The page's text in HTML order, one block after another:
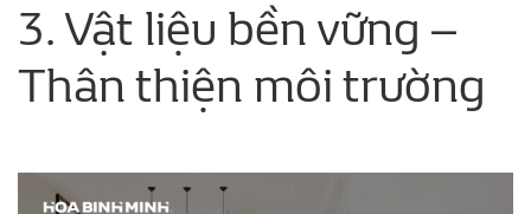
3. Vật liệu bền vững –
Thân thiện môi trường